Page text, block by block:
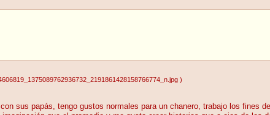
)
sus papás, tengo gustos normales para un chanero, trabajo los fines